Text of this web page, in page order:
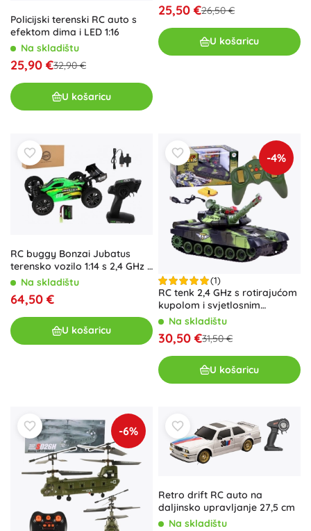
Policijski terenski RC auto s
efektom dima i LED 1:16
Na skladištu
25,90 €32,90 €
U košaricu
25,50 €26,50 €
U košaricu
RC buggy Bonzai Jubatus
terensko vozilo 1:14 s 2,4 GHz i
4WD – Zelena
Na skladištu
64,50 €
U košaricu
-4%
(1)
RC tenk 2,4 GHz s rotirajućom
kupolom i svjetlosnim
efektima – Zelena
Na skladištu
30,50 €31,50 €
U košaricu
-6%
Retro drift RC auto na
daljinsko upravljanje 27,5 cm
Na skladištu